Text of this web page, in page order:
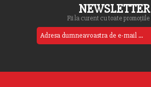
NEWSLETTER
Fii la curent cu toate promoțiile